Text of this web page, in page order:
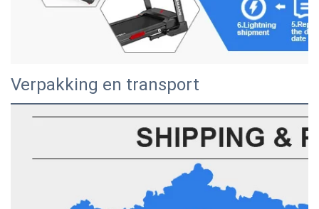
Verpakking en transport